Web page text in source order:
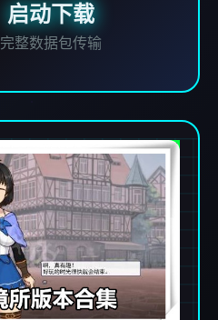
启动下载
完整数据包传输